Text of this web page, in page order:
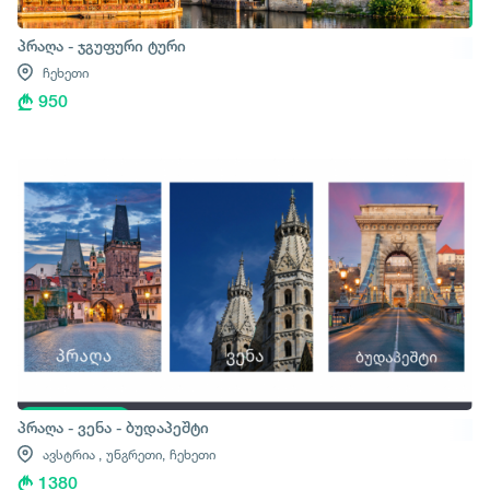
პრაღა - ჯგუფური ტური
ჩეხეთი
950
პრაღა - ვენა - ბუდაპეშტი
ავსტრია , უნგრეთი, ჩეხეთი
1380